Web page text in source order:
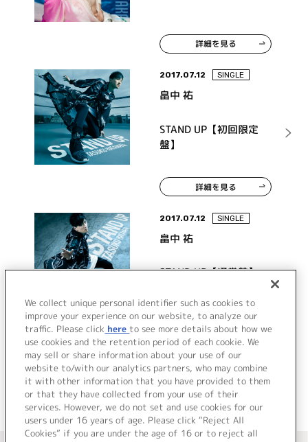
詳細を見る
2017.07.12 SINGLE
畠中 祐
STAND UP【初回限定
盤】
詳細を見る
2017.07.12 SINGLE
畠中 祐
STAND UP【通常盤】
詳細を見る
We collect unique personal identifier such as cookies to
improve your experience on our website, to analyze our
traffic. Please click here to see more details about how we
use cookies and the retention period of each cookie. We
may sell or share information about your use of our
website to/with our analytics partners, who may combine
it with other information that you have provided to them
or that they have collected from your use of their
services. However, we do not set and use cookies for our
users under 16 years of age. Please click “Reject All
Cookies” if you are under the age of 16 or to reject all